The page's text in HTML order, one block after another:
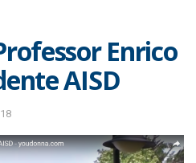
Enrico
AISD